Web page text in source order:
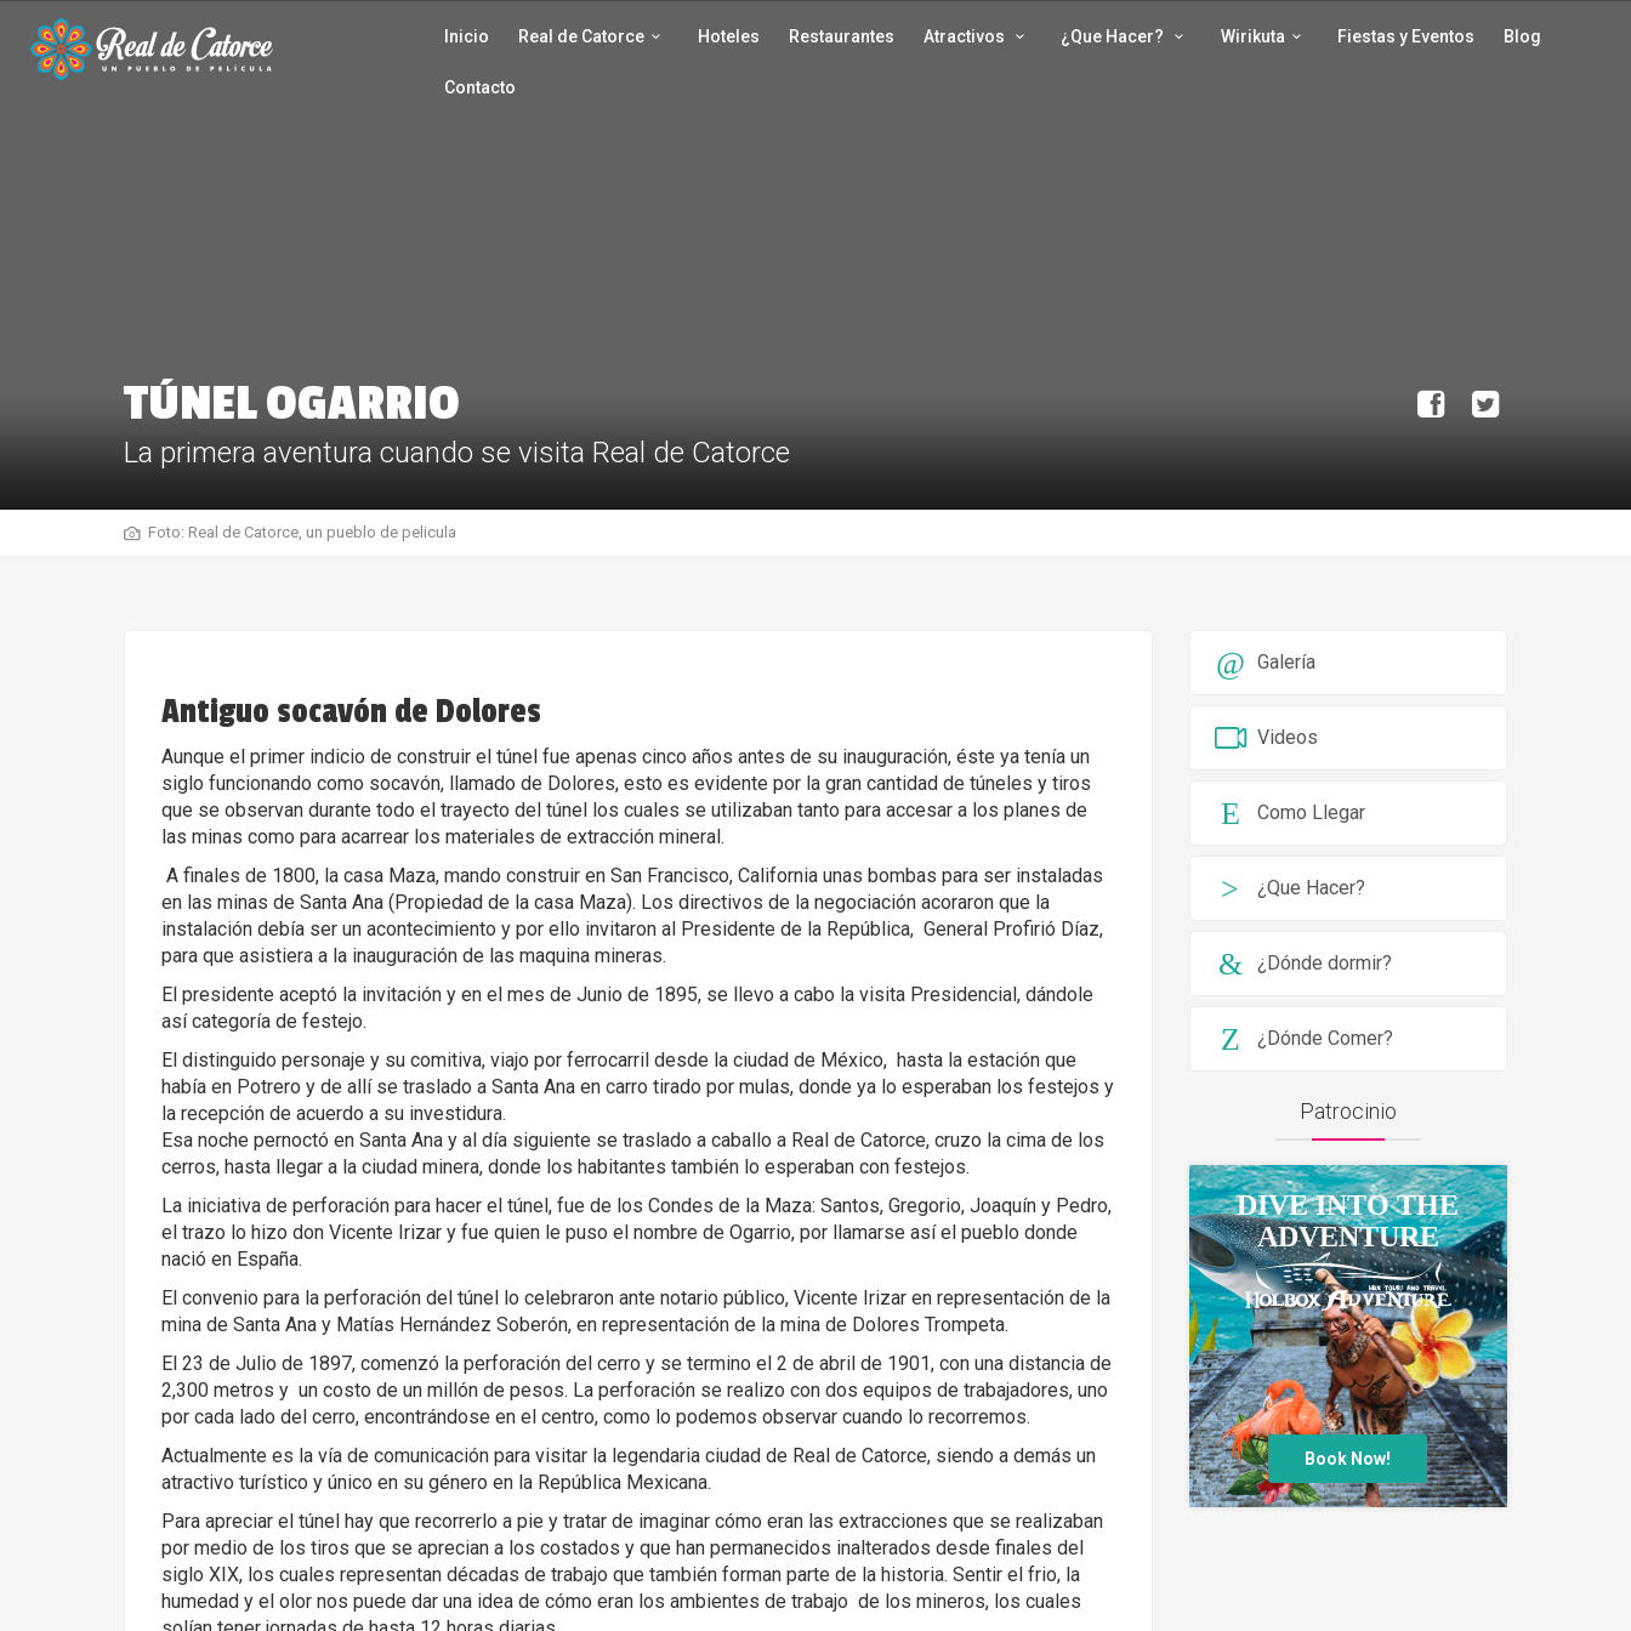
Inicio Real de Catorce Hoteles Restaurantes Atractivos ¿Que Hacer? Wirikuta Fiestas y Eventos Blog
Contacto
TÚNEL OGARRIO
La primera aventura cuando se visita Real de Catorce
Foto: Real de Catorce, un pueblo de pelicula
Galería
Videos
Como Llegar
¿Que Hacer?
¿Dónde dormir?
¿Dónde Comer?
Patrocinio
DIVE INTO THE
ADVENTURE
Book Now!
Antiguo socavón de Dolores
Aunque el primer indicio de construir el túnel fue apenas cinco años antes de su inauguración, éste ya tenía un
siglo funcionando como socavón, llamado de Dolores, esto es evidente por la gran cantidad de túneles y tiros
que se observan durante todo el trayecto del túnel los cuales se utilizaban tanto para accesar a los planes de
las minas como para acarrear los materiales de extracción mineral.
A finales de 1800, la casa Maza, mando construir en San Francisco, California unas bombas para ser instaladas
en las minas de Santa Ana (Propiedad de la casa Maza). Los directivos de la negociación acoraron que la
instalación debía ser un acontecimiento y por ello invitaron al Presidente de la República, General Profirió Díaz,
para que asistiera a la inauguración de las maquina mineras.
El presidente aceptó la invitación y en el mes de Junio de 1895, se llevo a cabo la visita Presidencial, dándole
así categoría de festejo.
El distinguido personaje y su comitiva, viajo por ferrocarril desde la ciudad de México, hasta la estación que
había en Potrero y de allí se traslado a Santa Ana en carro tirado por mulas, donde ya lo esperaban los festejos y
la recepción de acuerdo a su investidura.
Esa noche pernoctó en Santa Ana y al día siguiente se traslado a caballo a Real de Catorce, cruzo la cima de los
cerros, hasta llegar a la ciudad minera, donde los habitantes también lo esperaban con festejos.
La iniciativa de perforación para hacer el túnel, fue de los Condes de la Maza: Santos, Gregorio, Joaquín y Pedro,
el trazo lo hizo don Vicente Irizar y fue quien le puso el nombre de Ogarrio, por llamarse así el pueblo donde
nació en España.
El convenio para la perforación del túnel lo celebraron ante notario público, Vicente Irizar en representación de la
mina de Santa Ana y Matías Hernández Soberón, en representación de la mina de Dolores Trompeta.
El 23 de Julio de 1897, comenzó la perforación del cerro y se termino el 2 de abril de 1901, con una distancia de
2,300 metros y un costo de un millón de pesos. La perforación se realizo con dos equipos de trabajadores, uno
por cada lado del cerro, encontrándose en el centro, como lo podemos observar cuando lo recorremos.
Actualmente es la vía de comunicación para visitar la legendaria ciudad de Real de Catorce, siendo a demás un
atractivo turístico y único en su género en la República Mexicana.
Para apreciar el túnel hay que recorrerlo a pie y tratar de imaginar cómo eran las extracciones que se realizaban
por medio de los tiros que se aprecian a los costados y que han permanecidos inalterados desde finales del
siglo XIX, los cuales representan décadas de trabajo que también forman parte de la historia. Sentir el frio, la
humedad y el olor nos puede dar una idea de cómo eran los ambientes de trabajo de los mineros, los cuales